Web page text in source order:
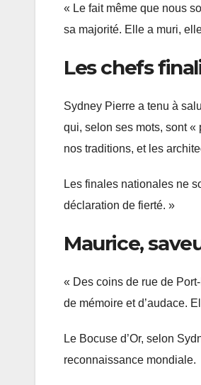
« Le fait même que nous
sa majorité. Elle a muri,
Les chefs
Sydney Pierre a tenu à
qui, selon ses mots, sont
nos traditions, et les
Les finales nationales ne
déclaration de fierté. »
Maurice,
« Des coins de rue de
de mémoire et d’audace.
Le Bocuse d’Or, selon
reconnaissance mondiale.